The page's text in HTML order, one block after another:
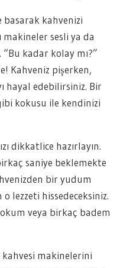
basarak kahvenizi
makineler sesli ya da
kadar kolay mı?”
Kahveniz pişerken,
hayal edebilirsiniz. Bir
kokusu ile kendinizi
dikkatlice hazırlayın.
saniye beklemekte
bir yudum
lezzeti hissedeceksiniz.
veya birkaç badem
makinelerini